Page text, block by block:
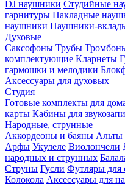
DJ наушники Студийные
гарнитуры Накладные
наушники Наушники-
Духовые
Саксофоны Трубы
комплектующие Кларнеты
гармошки и мелодики
Аксессуары для духовых
Студия
Готовые комплекты для
карты Кабины для
Народные, струнные
Аккордеоны и баяны Альты
Арфы Укулеле Виолончели
народных и струнных
Струны Гусли Футляры для
Колокола Аксессуары для